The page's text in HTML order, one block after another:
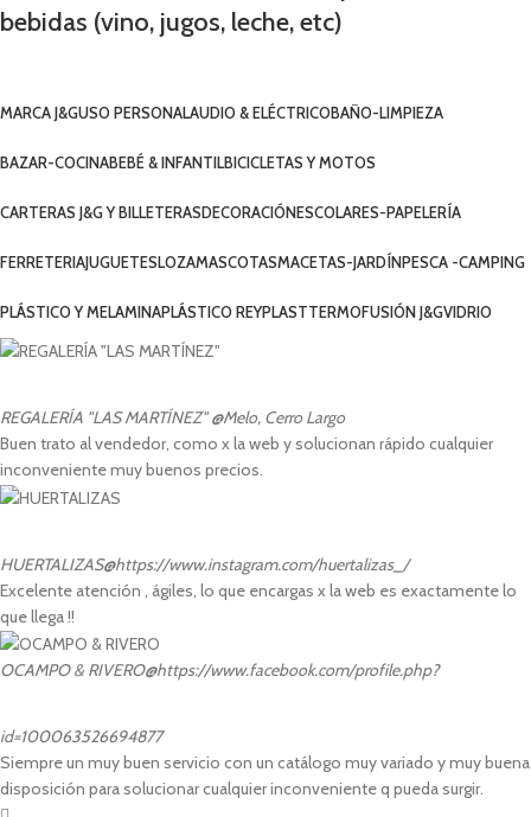
MARCA J&GUSO PERSONALAUDIO & ELÉCTRICOBAÑO-LIMPIEZA
BAZAR-COCINABEBÉ & INFANTILBICICLETAS Y MOTOS
CARTERAS J&G Y BILLETERASDECORACIÓNESCOLARES-PAPELERÍA
FERRETERIAJUGUETESLOZAMASCOTASMACETAS-JARDÍNPESCA -CAMPING
PLÁSTICO Y MELAMINAPLÁSTICO REYPLASTTERMOFUSIÓN J&GVIDRIO
bebidas (vino, jugos, leche, etc)
REGALERÍA "LAS MARTÍNEZ"@Melo, Cerro Largo
Buen trato al vendedor, como x la web y solucionan rápido cualquier
inconveniente muy buenos precios.
HUERTALIZAS@https://www.instagram.com/huertalizas_/
Excelente atención , ágiles, lo que encargas x la web es exactamente lo
que llega !!
OCAMPO & RIVERO@https://www.facebook.com/profile.php?
id=100063526694877
Siempre un muy buen servicio con un catálogo muy variado y muy buena
disposición para solucionar cualquier inconveniente q pueda surgir.